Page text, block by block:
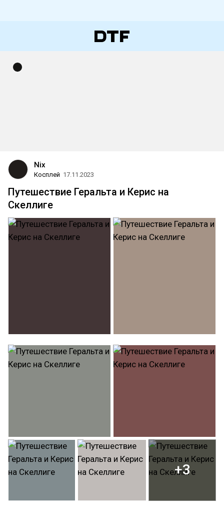
Nix
Косплей 17.11.2023
Путешествие Геральта и Керис на
Скеллиге
+3